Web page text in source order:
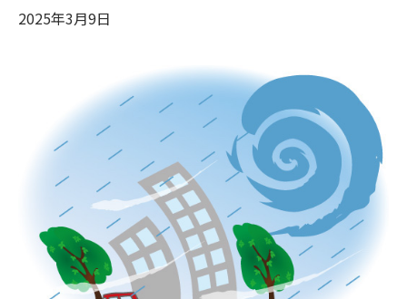
2025年3月9日